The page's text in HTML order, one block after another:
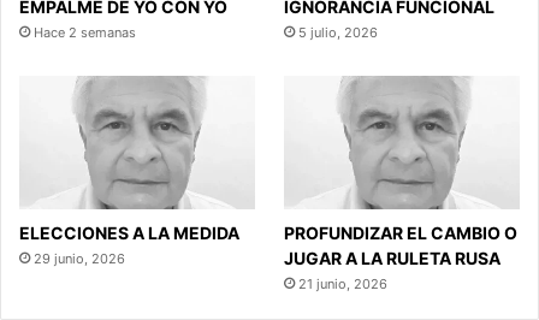
EMPALME DE YO CON YO
Hace 2 semanas
IGNORANCIA FUNCIONAL
5 julio, 2026
ELECCIONES A LA MEDIDA
29 junio, 2026
PROFUNDIZAR EL CAMBIO O
JUGAR A LA RULETA RUSA
21 junio, 2026